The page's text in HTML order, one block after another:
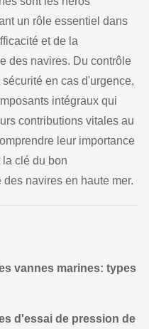
un rôle essentiel dans
et de la
des navires. Du contrôle
en cas d'urgence,
intégraux qui
contributions vitales au
leur importance
clé du bon
navires en haute mer.
vannes marines: types
d'essai de pression de